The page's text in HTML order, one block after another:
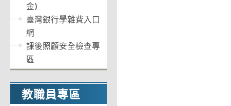
金)
臺灣銀行學雜費入口
網
課後照顧安全檢查專
區
教職員專區